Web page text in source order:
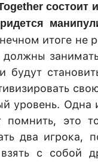
состоит
итоге не
будут
уровень. Одна
помнить, это
два игрока,
с собой